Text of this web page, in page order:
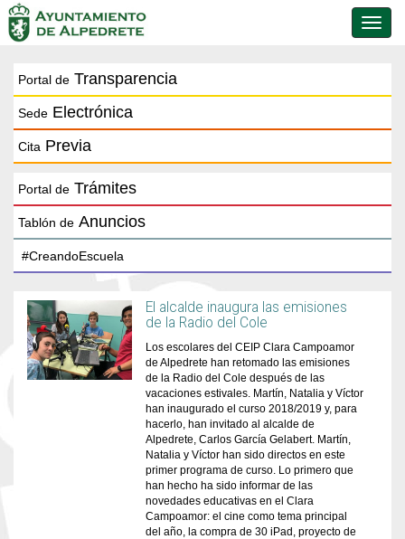
de
Portal de Transparencia
Sede Electrónica
Cita Previa
Portal de Trámites
Tablón de Anuncios
El alcalde inaugura las emisiones
de la Radio del Cole
Los escolares del CEIP Clara Campoamor
de Alpedrete han retomado las emisiones
de la Radio del Cole después de las
vacaciones estivales. Martín, Natalia y Víctor
han inaugurado el curso 2018/2019 y, para
hacerlo, han invitado al alcalde de
Alpedrete, Carlos García Gelabert. Martín,
Natalia y Víctor han sido directos en este
primer programa de curso. Lo primero que
han hecho ha sido informar de las
novedades educativas en el Clara
Campoamor: el cine como tema principal
del año, la compra de 30 iPad, proyecto de